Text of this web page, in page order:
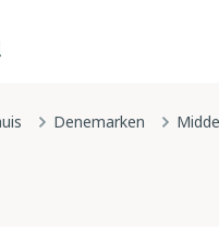
Denemarken